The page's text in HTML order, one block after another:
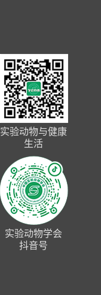
实验动物与健康
生活
实验动物学会
抖音号